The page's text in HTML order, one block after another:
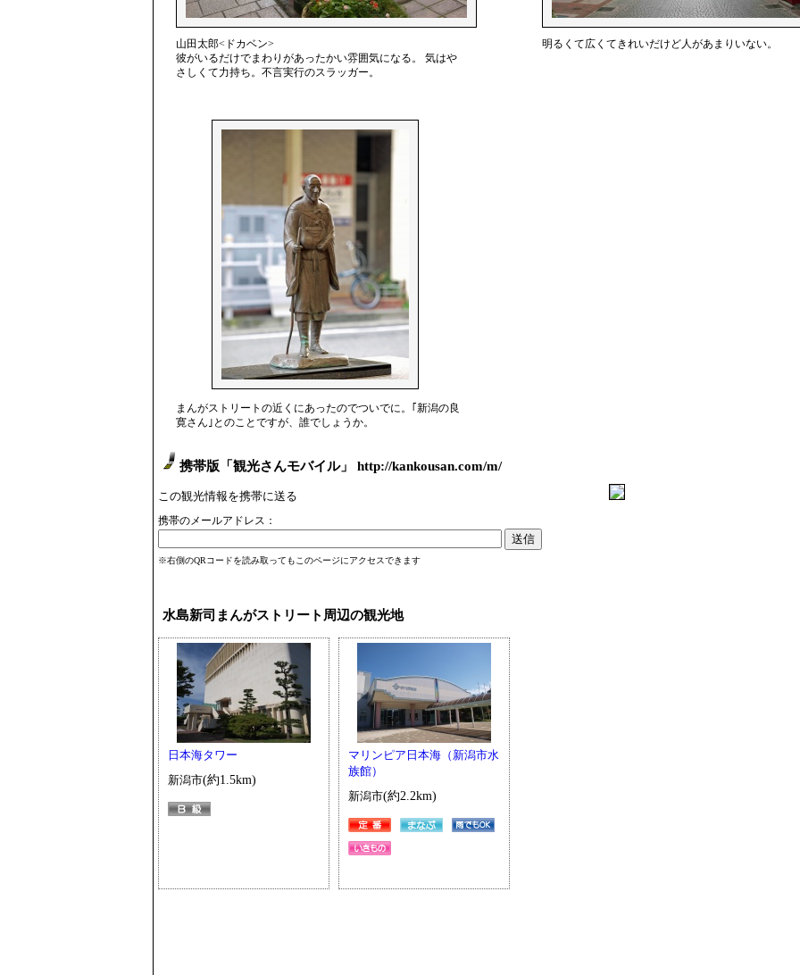
山田太郎<ドカベン>
彼がいるだけでまわりがあったかい雰囲気になる。 気はや
さしくて力持ち。不言実行のスラッガー。
明るくて広くてきれいだけど人があまりいない。
まんがストリートの近くにあったのでついでに。｢新潟の良
寛さん｣とのことですが、誰でしょうか。
携帯版「観光さんモバイル」 http://kankousan.com/m/
この観光情報を携帯に送る
携帯のメールアドレス：
※右側のQRコードを読み取ってもこのページにアクセスできます
水島新司まんがストリート周辺の観光地
日本海タワー
新潟市(約1.5km)
マリンピア日本海（新潟市水
族館）
新潟市(約2.2km)